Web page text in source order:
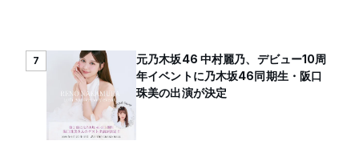
7
元乃木坂46 中村麗乃、デビュー10周
年イベントに乃木坂46同期生・阪口
珠美の出演が決定